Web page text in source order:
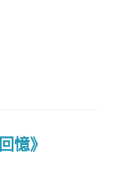
憶》